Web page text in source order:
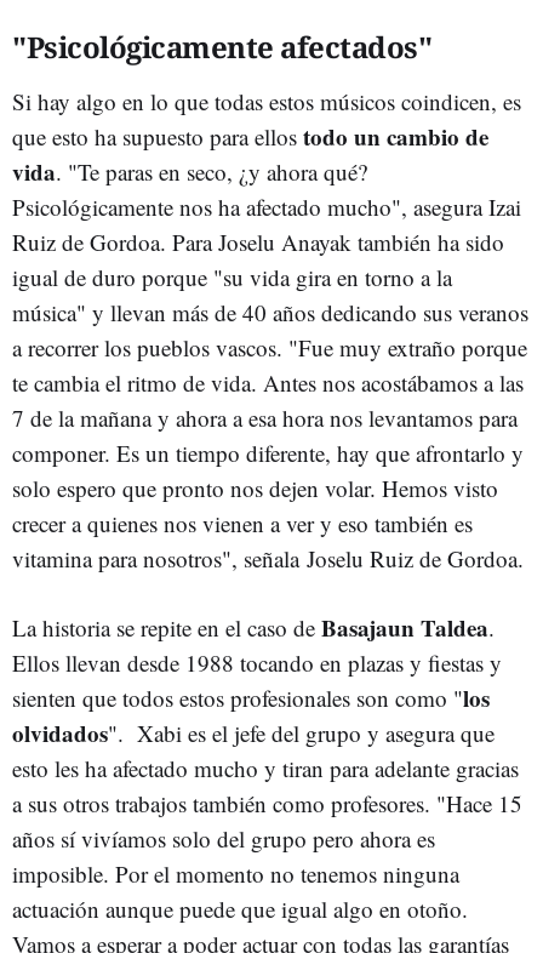
"Psicológicamente afectados"
Si hay algo en lo que todas estos músicos coindicen, es
que esto ha supuesto para ellos todo un cambio de
vida. "Te paras en seco, ¿y ahora qué?
Psicológicamente nos ha afectado mucho", asegura Izai
Ruiz de Gordoa. Para Joselu Anayak también ha sido
igual de duro porque "su vida gira en torno a la
música" y llevan más de 40 años dedicando sus veranos
a recorrer los pueblos vascos. "Fue muy extraño porque
te cambia el ritmo de vida. Antes nos acostábamos a las
7 de la mañana y ahora a esa hora nos levantamos para
componer. Es un tiempo diferente, hay que afrontarlo y
solo espero que pronto nos dejen volar. Hemos visto
crecer a quienes nos vienen a ver y eso también es
vitamina para nosotros", señala Joselu Ruiz de Gordoa.
La historia se repite en el caso de Basajaun Taldea.
Ellos llevan desde 1988 tocando en plazas y fiestas y
sienten que todos estos profesionales son como "los
olvidados". Xabi es el jefe del grupo y asegura que
esto les ha afectado mucho y tiran para adelante gracias
a sus otros trabajos también como profesores. "Hace 15
años sí vivíamos solo del grupo pero ahora es
imposible. Por el momento no tenemos ninguna
actuación aunque puede que igual algo en otoño.
Vamos a esperar a poder actuar con todas las garantías